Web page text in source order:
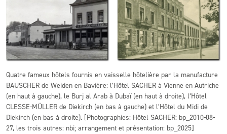
Quatre fameux hôtels fournis en vaisselle hôtelière par la manufacture
BAUSCHER de Weiden en Bavière: l’Hôtel SACHER à Vienne en Autriche
(en haut à gauche), le Burj al Arab à Dubaï (en haut à droite), l’Hôtel
CLESSE-MÜLLER de Diekirch (en bas à gauche) et l’Hôtel du Midi de
Diekirch (en bas à droite). [Photographies: Hôtel SACHER: bp_2010-08-
27, les trois autres: nbi; arrangement et présentation: bp_2025]